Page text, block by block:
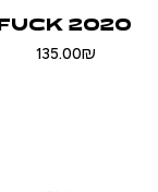
FUCK 2020
Price
‏135.00 ‏₪